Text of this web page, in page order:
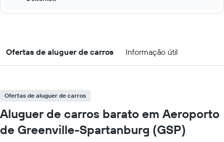
Ofertas de aluguer de carros Informação útil
Ofertas de aluguer de carros
Aluguer de carros barato em Aeroporto
de Greenville-Spartanburg (GSP)